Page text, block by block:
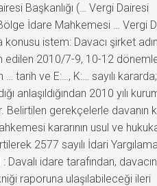
Başkanlığı (… Vergi Dairesi
İdare Mahkemesi … Vergi
konusu istem: Davacı şirket
edilen 2010/7-9, 10-12
tarih ve E:…, K:… sayılı
anlaşıldığından 2010 yılı
Belirtilen gerekçelerle davanın
kararının usul ve
2577 sayılı İdari
idare tarafından,
raporuna ulaşılabileceği ileri